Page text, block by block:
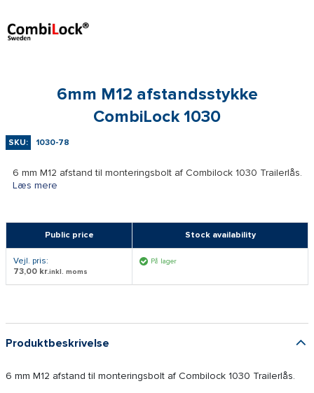
6mm M12 afstandsstykke
CombiLock 1030
SKU: 1030-78
6 mm M12 afstand til monteringsbolt af Combilock 1030 Trailerlås.
Læs mere
Public price Stock availability
Vejl. pris:
73,00 kr.inkl. moms
På lager
Produktbeskrivelse
6 mm M12 afstand til monteringsbolt af Combilock 1030 Trailerlås.